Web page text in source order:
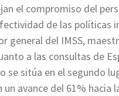
el compromiso del
de las políticas
general del IMSS,
a las consultas de
se sitúa en el segundo
un avance del 61% hacia